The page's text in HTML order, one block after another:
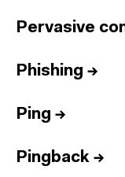
Pervasive
Phishing →
Ping →
Pingback →